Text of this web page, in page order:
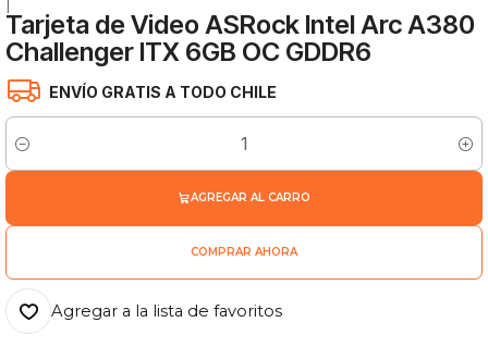
Tarjeta de Video ASRock Intel Arc A380
Challenger ITX 6GB OC GDDR6
ENVÍO GRATIS A TODO CHILE
Cantidad
AGREGAR AL CARRO
COMPRAR AHORA
Agregar a la lista de favoritos